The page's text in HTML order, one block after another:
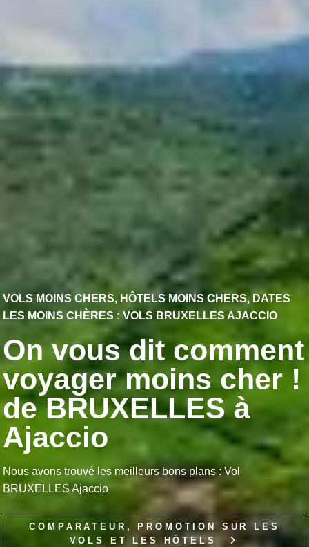
VOLS MOINS CHERS, HÔTELS MOINS CHERS, DATES
LES MOINS CHÈRES : VOLS BRUXELLES AJACCIO
On vous dit comment
voyager moins cher !
de BRUXELLES à
Ajaccio
Nous avons trouvé les meilleurs bons plans : Vol
BRUXELLES Ajaccio
COMPARATEUR, PROMOTION SUR LES
VOLS ET LES HÔTELS